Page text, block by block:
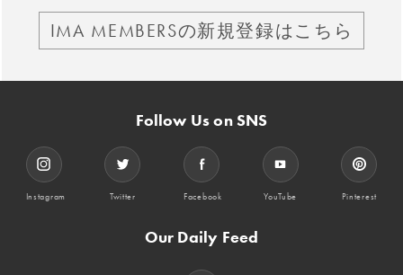
IMA MEMBERSの新規登録はこちら
Follow Us on SNS
Instagram Twitter Facebook YouTube Pinterest
Our Daily Feed